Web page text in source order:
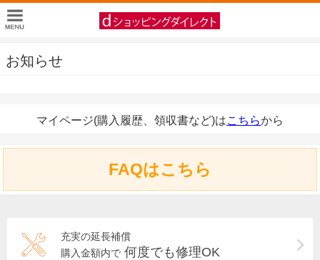
お知らせ
マイページ(購入履歴、領収書など)はこちらから
FAQはこちら
充実の延長補償
購入金額内で 何度でも修理OK